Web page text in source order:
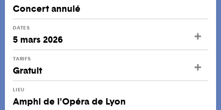
Concert annulé
DATES
5 mars 2026
TARIFS
Gratuit
LIEU
Amphi de l'Opéra de Lyon